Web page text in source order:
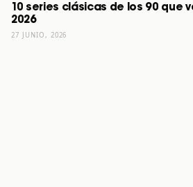
10 series clásicas de los 90 que
2026
27 JUNIO, 2026